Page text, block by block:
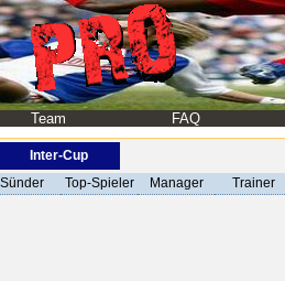
Team FAQ
Inter-Cup
Sünder Top-Spieler Manager Trainer